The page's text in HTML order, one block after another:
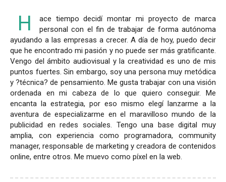
H
ace tiempo decidí montar mi proyecto de marca
personal con el fin de trabajar de forma autónoma
ayudando a las empresas a crecer. A día de hoy, puedo decir
que he encontrado mi pasión y no puede ser más gratificante.
Vengo del ámbito audiovisual y la creatividad es uno de mis
puntos fuertes. Sin embargo, soy una persona muy metódica
y ?técnica? de pensamiento. Me gusta trabajar con una visión
ordenada en mi cabeza de lo que quiero conseguir. Me
encanta la estrategia, por eso mismo elegí lanzarme a la
aventura de especializarme en el maravilloso mundo de la
publicidad en redes sociales. Tengo una base digital muy
amplia, con experiencia como programadora, community
manager, responsable de marketing y creadora de contenidos
online, entre otros. Me muevo como píxel en la web.